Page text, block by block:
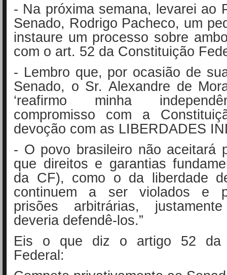
- Na próxima semana, levarei ao
Senado, Rodrigo Pacheco, um
instaure um processo sobre
com o art. 52 da Constituição
- Lembro que, por ocasião de
Senado, o Sr. Alexandre de
‘reafirmo minha
compromisso com a
devoção com as LIBERDADES
- O povo brasileiro não aceitará
que direitos e garantias
da CF), como o da liberdade
continuem a ser violados e
prisões arbitrárias,
deveria defendê-los.”
Eis o que diz o artigo 52 da
Federal: